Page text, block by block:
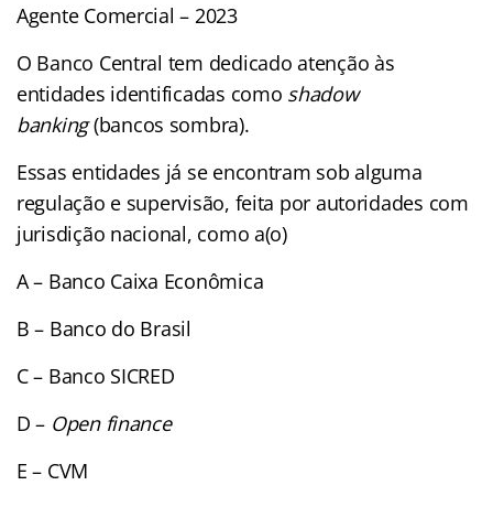
Agente Comercial – 2023
O Banco Central tem dedicado atenção às
entidades identificadas como shadow
banking(bancos sombra).
Essas entidades já se encontram sob alguma
regulação e supervisão, feita por autoridades com
jurisdição nacional, como a(o)
A – Banco Caixa Econômica
B – Banco do Brasil
C – Banco SICRED
D – Open finance
E – CVM